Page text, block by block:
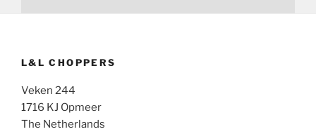
L&L CHOPPERS
Veken 244
1716 KJ Opmeer
The Netherlands